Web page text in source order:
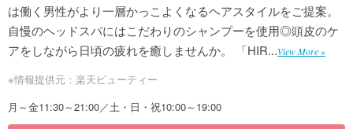
は働く男性がより一層かっこよくなるヘアスタイルをご提案。
自慢のヘッドスパにはこだわりのシャンプーを使用◎頭皮のケ
アをしながら日頃の疲れを癒しませんか。 「HIR...View More »
※情報提供元：楽天ビューティー
月～金11:30～21:00／土・日・祝10:00～19:00